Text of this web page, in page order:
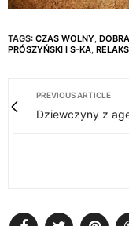
TAGS: CZAS WOLNY,
PRÓSZYŃSKI I S-KA, RELAKS
PREVIOUS ARTICLE
Dziewczyny z